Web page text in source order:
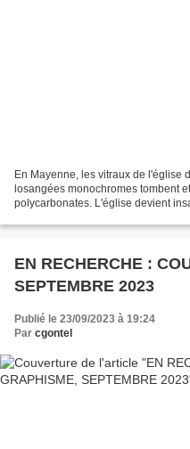
En Mayenne, les vitraux de l'église
losangées monochromes tombent
polycarbonates. L'église devient
EN RECHERCHE :
SEPTEMBRE 2023
Publié le 23/09/2023 à 19:24
Par cgontel